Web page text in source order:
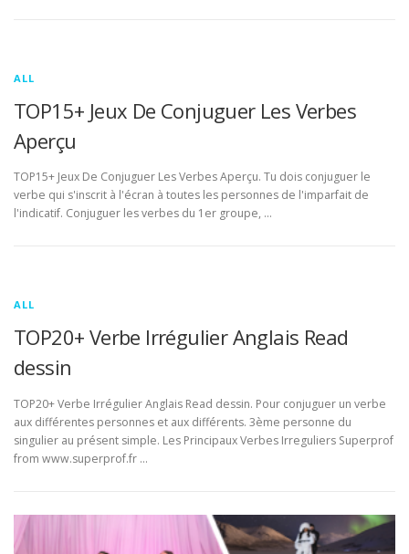
ALL
TOP15+ Jeux De Conjuguer Les Verbes
Aperçu
TOP15+ Jeux De Conjuguer Les Verbes Aperçu. Tu dois conjuguer le
verbe qui s'inscrit à l'écran à toutes les personnes de l'imparfait de
l'indicatif. Conjuguer les verbes du 1er groupe, …
ALL
TOP20+ Verbe Irrégulier Anglais Read
dessin
TOP20+ Verbe Irrégulier Anglais Read dessin. Pour conjuguer un verbe
aux différentes personnes et aux différents. 3ème personne du
singulier au présent simple. Les Principaux Verbes Irreguliers Superprof
from www.superprof.fr …